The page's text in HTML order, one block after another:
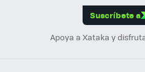
Suscríbete a
Apoya a Xataka y